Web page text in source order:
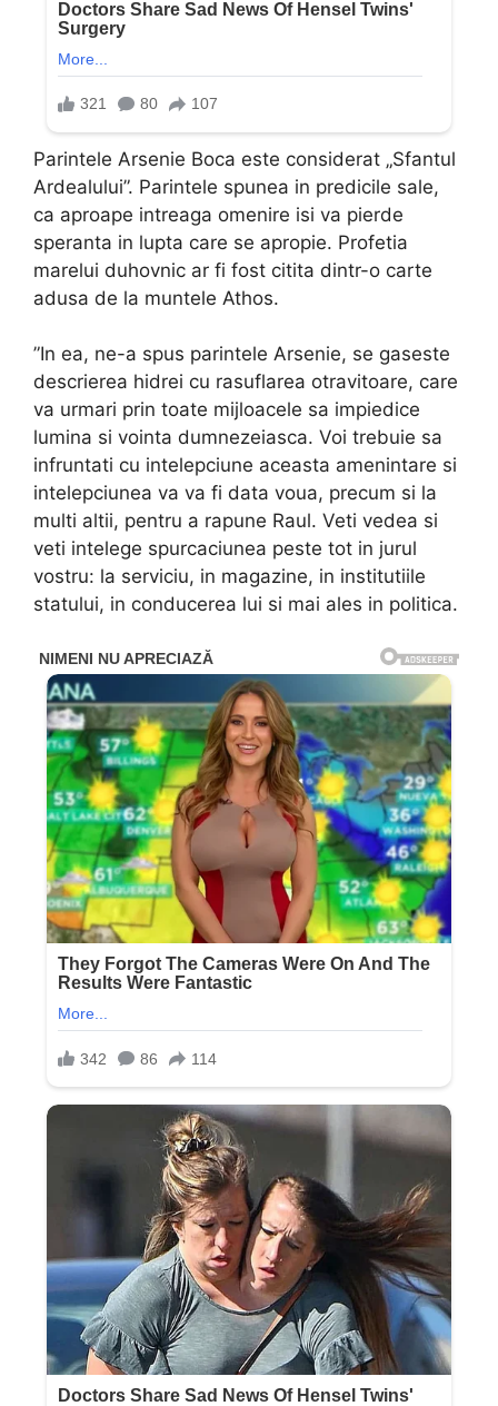
Parintele Arsenie Boca este considerat „Sfantul
Ardealului”. Parintele spunea in predicile sale,
ca aproape intreaga omenire isi va pierde
speranta in lupta care se apropie. Profetia
marelui duhovnic ar fi fost citita dintr-o carte
adusa de la muntele Athos.
”In ea, ne-a spus parintele Arsenie, se gaseste
descrierea hidrei cu rasuflarea otravitoare, care
va urmari prin toate mijloacele sa impiedice
lumina si vointa dumnezeiasca. Voi trebuie sa
infruntati cu intelepciune aceasta amenintare si
intelepciunea va va fi data voua, precum si la
multi altii, pentru a rapune Raul. Veti vedea si
veti intelege spurcaciunea peste tot in jurul
vostru: la serviciu, in magazine, in institutiile
statului, in conducerea lui si mai ales in politica.